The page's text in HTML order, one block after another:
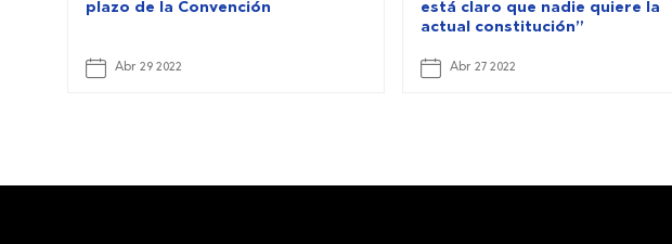
plazo de la Convención
Abr 29 2022
está claro que nadie quiere la
actual constitución”
Abr 27 2022